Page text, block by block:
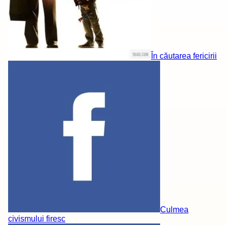
În căutarea fericirii
Culmea
civismului firesc